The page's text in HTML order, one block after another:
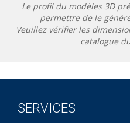
Le profil du modèles 3D
permettre de le
Veuillez vérifier les
catalogue
SERVICES